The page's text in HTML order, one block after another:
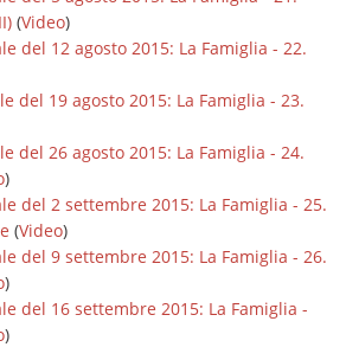
(Video)
del 12 agosto 2015: La Famiglia - 22.
del 19 agosto 2015: La Famiglia - 23.
del 26 agosto 2015: La Famiglia - 24.
)
del 2 settembre 2015: La Famiglia - 25.
(Video)
del 9 settembre 2015: La Famiglia - 26.
)
del 16 settembre 2015: La Famiglia -
)